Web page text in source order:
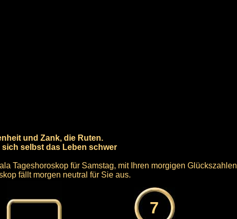
und Zank, die Ruten.
sich selbst das Leben schwer
Tageshoroskop für Samstag, mit Ihren morgigen Glückszahlen
fällt morgen neutral für Sie aus.
7